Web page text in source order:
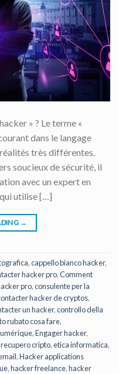
» ? Le terme «
dans le langage
très différentes.
soucieux de sécurité, il
avec un expert en
utilise […]
→
,cappello bianco hacker,
hacker pro,Comment
pro,consulente per la
hacker de cryptos,
un hacker,controllo della
rubato cosa fare,
,Engager hacker,
cripto,etica informatica,
,Hacker applications
,hacker freelance,hacker